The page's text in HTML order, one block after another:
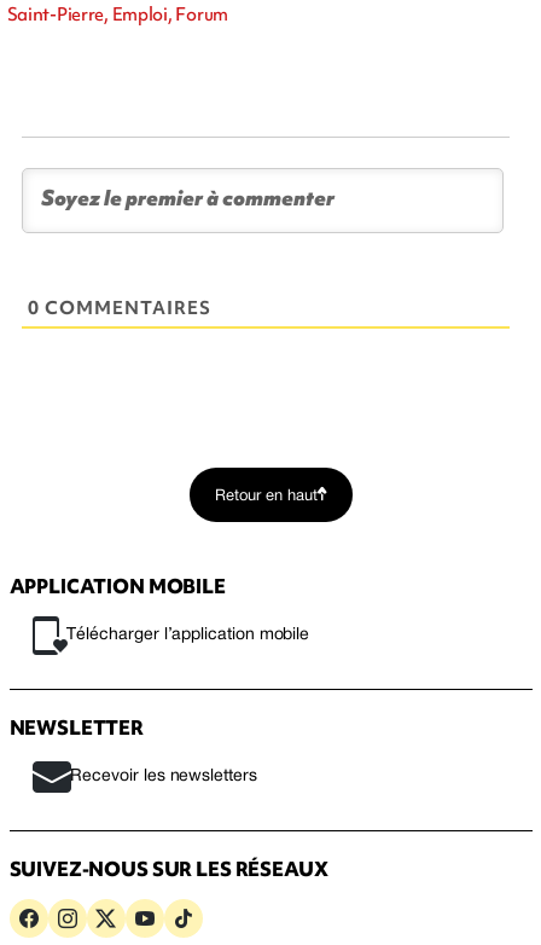
Saint-Pierre, Emploi, Forum
0 COMMENTAIRES
Retour en haut
APPLICATION MOBILE
Télécharger l’application mobile
NEWSLETTER
Recevoir les newsletters
SUIVEZ-NOUS SUR LES RÉSEAUX